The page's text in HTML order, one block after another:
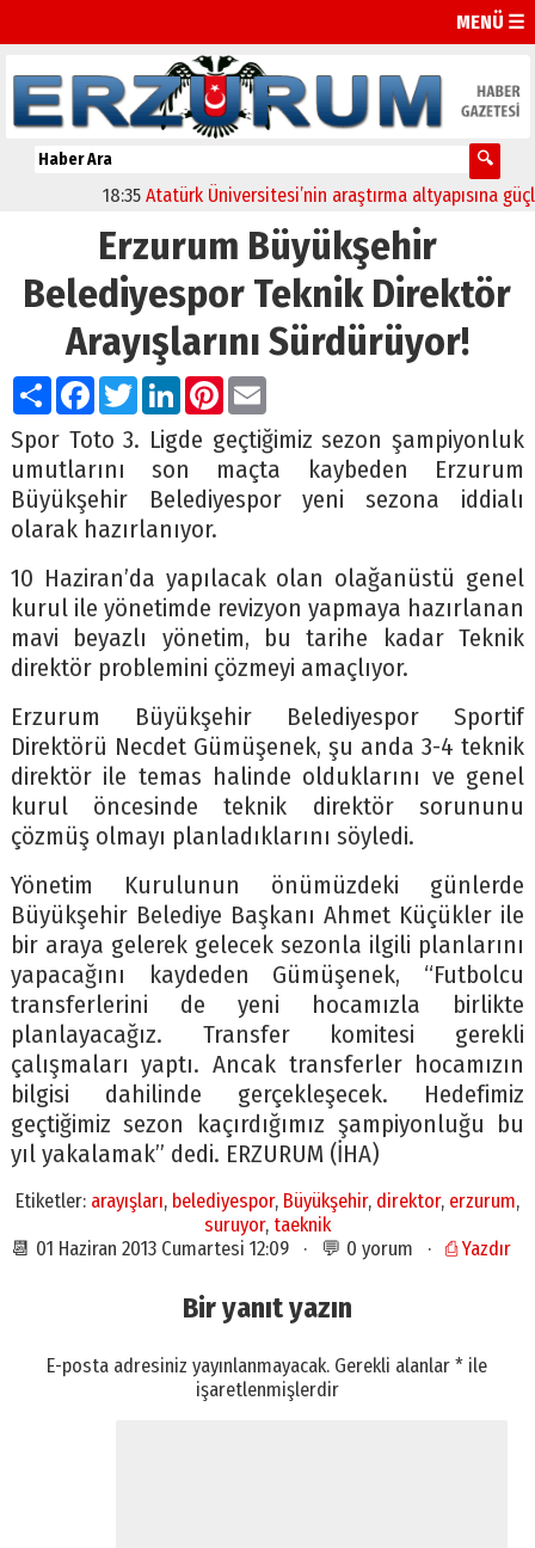
MENÜ ☰
18:35 Atatürk Üniversitesi’nin araştırma altyapısına güçlü
Erzurum Büyükşehir
Belediyespor Teknik Direktör
Arayışlarını Sürdürüyor!
PaylaşFacebook
TwitterLinkedIn
Pinterest
Email
Spor Toto 3. Ligde geçtiğimiz sezon şampiyonluk
umutlarını son maçta kaybeden Erzurum
Büyükşehir Belediyespor yeni sezona iddialı
olarak hazırlanıyor.
10 Haziran’da yapılacak olan olağanüstü genel
kurul ile yönetimde revizyon yapmaya hazırlanan
mavi beyazlı yönetim, bu tarihe kadar Teknik
direktör problemini çözmeyi amaçlıyor.
Erzurum Büyükşehir Belediyespor Sportif
Direktörü Necdet Gümüşenek, şu anda 3-4 teknik
direktör ile temas halinde olduklarını ve genel
kurul öncesinde teknik direktör sorununu
çözmüş olmayı planladıklarını söyledi.
Yönetim Kurulunun önümüzdeki günlerde
Büyükşehir Belediye Başkanı Ahmet Küçükler ile
bir araya gelerek gelecek sezonla ilgili planlarını
yapacağını kaydeden Gümüşenek, “Futbolcu
transferlerini de yeni hocamızla birlikte
planlayacağız. Transfer komitesi gerekli
çalışmaları yaptı. Ancak transferler hocamızın
bilgisi dahilinde gerçekleşecek. Hedefimiz
geçtiğimiz sezon kaçırdığımız şampiyonluğu bu
yıl yakalamak” dedi. ERZURUM (İHA)
Etiketler: arayışları, belediyespor, Büyükşehir, direktor, erzurum,
suruyor, taeknik
📆 01 Haziran 2013 Cumartesi 12:09 · 💬 0 yorum · ⎙ Yazdır
Bir yanıt yazın
E-posta adresiniz yayınlanmayacak. Gerekli alanlar* ile
işaretlenmişlerdir